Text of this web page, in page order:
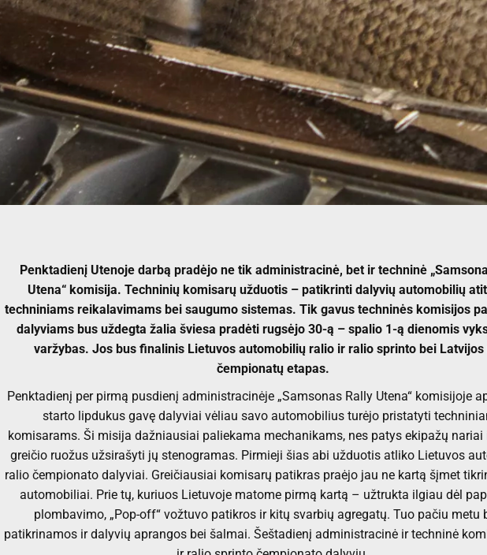
Penktadienį Utenoje darbą pradėjo ne tik administracinė, bet ir techninė
Utena“ komisija. Techninių komisarų užduotis – patikrinti dalyvių automobilių
techniniams reikalavimams bei saugumo sistemas. Tik gavus techninės komisijos
dalyviams bus uždegta žalia šviesa pradėti rugsėjo 30-ą – spalio 1-ą dienomis
varžybas. Jos bus finalinis Lietuvos automobilių ralio ir ralio sprinto bei Latvijos
čempionatų etapas.
Penktadienį per pirmą pusdienį administracinėje „Samsonas Rally Utena“ komisijoje
starto lipdukus gavę dalyviai vėliau savo automobilius turėjo pristatyti
komisarams. Ši misija dažniausiai paliekama mechanikams, nes patys ekipažų nariai
greičio ruožus užsirašyti jų stenogramas. Pirmieji šias abi užduotis atliko Lietuvos
ralio čempionato dalyviai. Greičiausiai komisarų patikras praėjo jau ne kartą šįmet
automobiliai. Prie tų, kuriuos Lietuvoje matome pirmą kartą – užtrukta ilgiau dėl
plombavimo, „Pop-off“ vožtuvo patikros ir kitų svarbių agregatų. Tuo pačiu metu
patikrinamos ir dalyvių aprangos bei šalmai. Šeštadienį administracinė ir techninė